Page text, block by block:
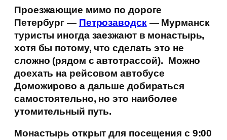
Проезжающие мимо по дороге
Петербург — Петрозаводск— Мурманск
туристы иногда заезжают в монастырь,
хотя бы потому, что сделать это не
сложно (рядом с автотрассой). Можно
доехать на рейсовом автобусе
Доможирово а дальше добираться
самостоятельно, но это наиболее
утомительный путь.
Монастырь открыт для посещения с 9:00